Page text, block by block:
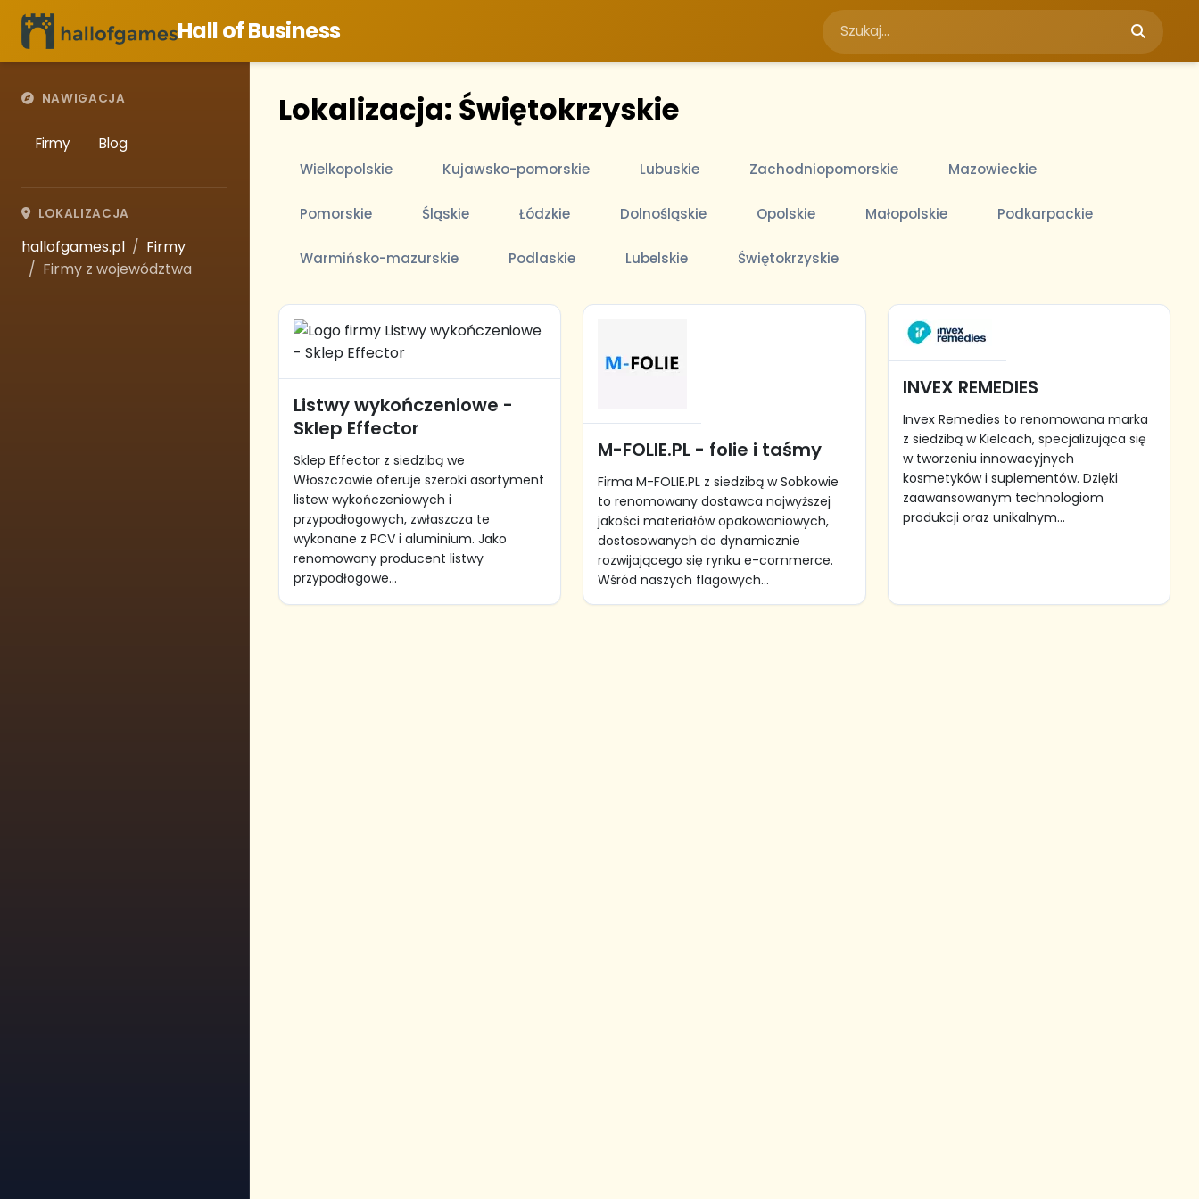
Hall of Business
NAWIGACJA
Firmy Blog
LOKALIZACJA
hallofgames.pl
Firmy
Firmy z województwa
Lokalizacja: Świętokrzyskie
Wielkopolskie Kujawsko-pomorskie Lubuskie Zachodniopomorskie Mazowieckie
Pomorskie Śląskie Łódzkie Dolnośląskie Opolskie Małopolskie Podkarpackie
Warmińsko-mazurskie Podlaskie Lubelskie Świętokrzyskie
Listwy wykończeniowe -
Sklep Effector
Sklep Effector z siedzibą we
Włoszczowie oferuje szeroki asortyment
listew wykończeniowych i
przypodłogowych, zwłaszcza te
wykonane z PCV i aluminium. Jako
renomowany producent listwy
przypodłogowe...
M-FOLIE.PL - folie i taśmy
Firma M-FOLIE.PL z siedzibą w Sobkowie
to renomowany dostawca najwyższej
jakości materiałów opakowaniowych,
dostosowanych do dynamicznie
rozwijającego się rynku e-commerce.
Wśród naszych flagowych...
INVEX REMEDIES
Invex Remedies to renomowana marka
z siedzibą w Kielcach, specjalizująca się
w tworzeniu innowacyjnych
kosmetyków i suplementów. Dzięki
zaawansowanym technologiom
produkcji oraz unikalnym...